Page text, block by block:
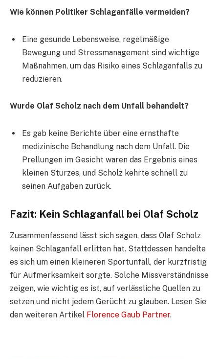
Wie können Politiker Schlaganfälle vermeiden?
Eine gesunde Lebensweise, regelmäßige
Bewegung und Stressmanagement sind wichtige
Maßnahmen, um das Risiko eines Schlaganfalls zu
reduzieren.
Wurde Olaf Scholz nach dem Unfall behandelt?
Es gab keine Berichte über eine ernsthafte
medizinische Behandlung nach dem Unfall. Die
Prellungen im Gesicht waren das Ergebnis eines
kleinen Sturzes, und Scholz kehrte schnell zu
seinen Aufgaben zurück.
Fazit: Kein Schlaganfall bei Olaf Scholz
Zusammenfassend lässt sich sagen, dass Olaf Scholz
keinen Schlaganfall erlitten hat. Stattdessen handelte
es sich um einen kleineren Sportunfall, der kurzfristig
für Aufmerksamkeit sorgte. Solche Missverständnisse
zeigen, wie wichtig es ist, auf verlässliche Quellen zu
setzen und nicht jedem Gerücht zu glauben. Lesen Sie
den weiteren Artikel Florence Gaub Partner.